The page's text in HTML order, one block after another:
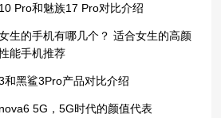
Pro和魅族17 Pro对比介绍
生的手机有哪几个？ 适合女生的高颜
能手机推荐
和黑鲨3Pro产品对比介绍
5G，5G时代的颜值代表